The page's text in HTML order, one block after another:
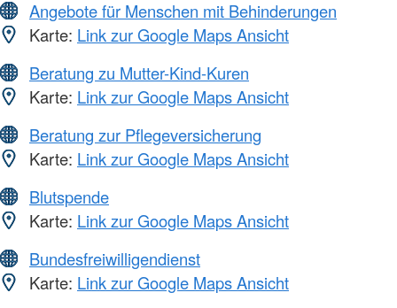
Angebote für Menschen mit Behinderungen
Karte: Link zur Google Maps Ansicht
Beratung zu Mutter-Kind-Kuren
Karte: Link zur Google Maps Ansicht
Beratung zur Pflegeversicherung
Karte: Link zur Google Maps Ansicht
Blutspende
Karte: Link zur Google Maps Ansicht
Bundesfreiwilligendienst
Karte: Link zur Google Maps Ansicht